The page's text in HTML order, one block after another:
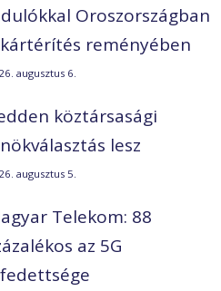
Oroszországban
reményében
augusztus 6.
köztársasági
lesz
augusztus 5.
Telekom: 88
az 5G